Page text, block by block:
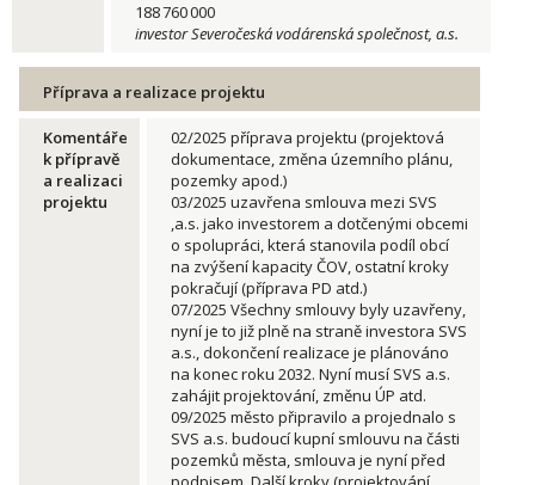
188 760 000
investor Severočeská vodárenská společnost, a.s.
Příprava a realizace projektu
Komentáře
k přípravě
a realizaci
projektu
02/2025 příprava projektu (projektová
dokumentace, změna územního plánu,
pozemky apod.)
03/2025 uzavřena smlouva mezi SVS
,a.s. jako investorem a dotčenými obcemi
o spolupráci, která stanovila podíl obcí
na zvýšení kapacity ČOV, ostatní kroky
pokračují (příprava PD atd.)
07/2025 Všechny smlouvy byly uzavřeny,
nyní je to již plně na straně investora SVS
a.s., dokončení realizace je plánováno
na konec roku 2032. Nyní musí SVS a.s.
zahájit projektování, změnu ÚP atd.
09/2025 město připravilo a projednalo s
SVS a.s. budoucí kupní smlouvu na části
pozemků města, smlouva je nyní před